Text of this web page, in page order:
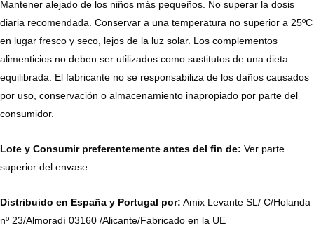
Mantener alejado de los niños más pequeños. No superar la dosis
diaria recomendada. Conservar a una temperatura no superior a 25ºC
en lugar fresco y seco, lejos de la luz solar. Los complementos
alimenticios no deben ser utilizados como sustitutos de una dieta
equilibrada. El fabricante no se responsabiliza de los daños causados
por uso, conservación o almacenamiento inapropiado por parte del
consumidor.
Lote y Consumir preferentemente antes del fin de: Ver parte
superior del envase.
Distribuido en España y Portugal por: Amix Levante SL/ C/Holanda
nº 23/Almoradí 03160 /Alicante/Fabricado en la UE